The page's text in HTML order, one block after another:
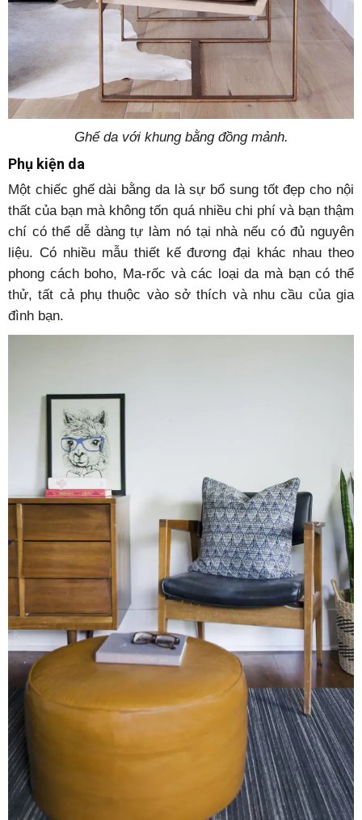
Ghế da với khung bằng đồng mảnh.
Phụ kiện da
Một chiếc ghế dài bằng da là sự bổ sung tốt đẹp cho nội
thất của bạn mà không tốn quá nhiều chi phí và bạn thậm
chí có thể dễ dàng tự làm nó tại nhà nếu có đủ nguyên
liệu. Có nhiều mẫu thiết kế đương đại khác nhau theo
phong cách boho, Ma-rốc và các loại da mà bạn có thể
thử, tất cả phụ thuộc vào sở thích và nhu cầu của gia
đình bạn.